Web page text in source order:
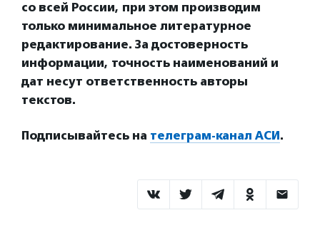
со всей России, при этом производим
только минимальное литературное
редактирование. За достоверность
информации, точность наименований и
дат несут ответственность авторы
текстов.
Подписывайтесь на телеграм-канал АСИ.